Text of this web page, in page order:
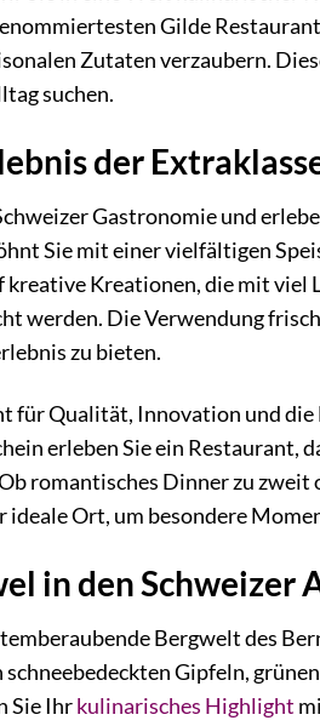
Gilde
Zutaten verzaubern.
suchen.
der
Gastronomie und
Sie mit einer vielfältigen
Kreationen, die mit
werden. Die Verwendung
zu bieten.
für Qualität, Innovation und
erleben Sie ein Restaurant,
romantisches Dinner zu zweit
Ort, um besondere
in den Schweizer
Bergwelt des
Gipfeln,
Sie Ihrkulinarisches Highlight